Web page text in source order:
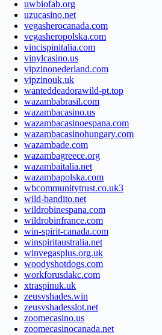
uwbiofab.org
uzucasino.net
vegasherocanada.com
vegasheropolska.com
vincispinitalia.com
vinylcasino.us
vipzinonederland.com
vipzinouk.uk
wanteddeadorawild-pt.top
wazambabrasil.com
wazambacasino.us
wazambacasinoespana.com
wazambacasinohungary.com
wazambade.com
wazambagreece.org
wazambaitalia.net
wazambapolska.com
wbcommunitytrust.co.uk3
wild-bandito.net
wildrobinespana.com
wildrobinfrance.com
win-spirit-canada.com
winspiritaustralia.net
winvegasplus.org.uk
woodyshotdogs.com
workforusdakc.com
xtraspinuk.uk
zeusvshades.win
zeusvshadesslot.net
zoomecasino.us
zoomecasinocanada.net